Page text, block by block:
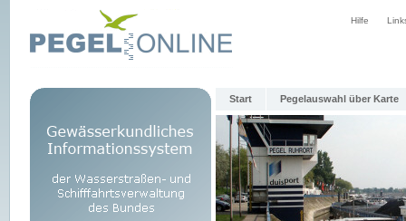
Hilfe
Start Pegelauswahl über Karte